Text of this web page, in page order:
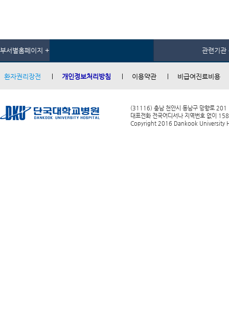
부서별홈페이지 + 관련기관
환자권리장전 개인정보처리방침 이용약관 비급여진료비용
(31116) 충남 천안시 동남구 망향로 201
대표전화 전국어디서나 지역번호 없이
Copyright 2016 Dankook University